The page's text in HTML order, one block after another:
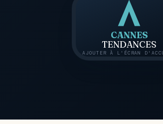
CANNES
TENDANCES
AJOUTER À L'ÉCRAN